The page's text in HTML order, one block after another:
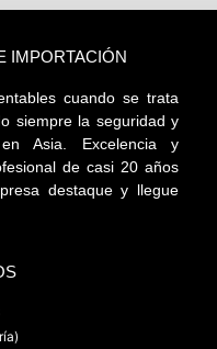
IMPORTACIÓN
cuando se trata
siempre la seguridad y
Asia. Excelencia y
de casi 20 años
destaque y llegue